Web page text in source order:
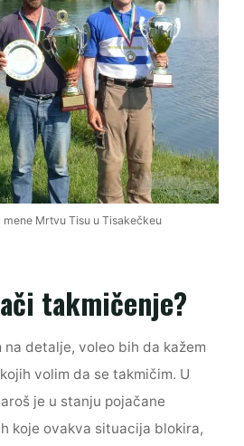
Mrtvu Tisu u Tisakečkeu
takmičenje?
na detalje, voleo bih da kažem
volim da se takmičim. U
je u stanju pojačane
koje ovakva situacija blokira,